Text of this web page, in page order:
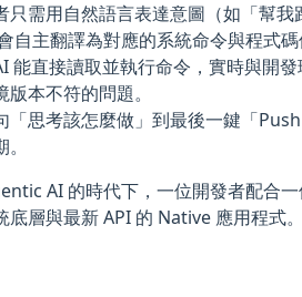
只需用自然語言表達意圖（如「幫
自主翻譯為對應的系統命令與程式碼
能直接讀取並執行命令，實時與開
本不符的問題。
「思考該怎麼做」到最後一鍵「
AI 的時代下，一位開發者配合
層與最新 API 的 Native 應用程式